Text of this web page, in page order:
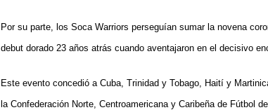
Por su parte, los Soca Warriors perseguían sumar la novena
debut dorado 23 años atrás cuando aventajaron en el decisivo
Este evento concedió a Cuba, Trinidad y Tobago, Haití y
la Confederación Norte, Centroamericana y Caribeña de Fútbol